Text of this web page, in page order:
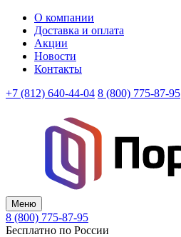
О компании
Доставка и оплата
Акции
Новости
Контакты
+7 (812) 640-44-04 8 (800) 775-87-95
Меню
8 (800) 775-87-95
Бесплатно по России